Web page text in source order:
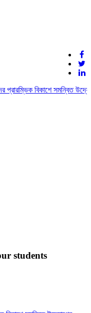
প্রারম্ভিক বিকাশে সমন্বিত
students